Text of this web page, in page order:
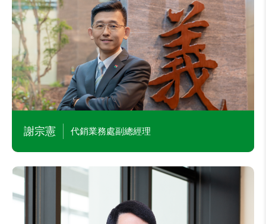
謝宗憲 代銷業務處副總經理
政治大學高階經營管理碩士
信泓浚
仲介交易安全處副總經理